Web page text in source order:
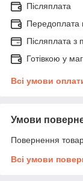
Післяплата
Передоплата
Післяплата з
Готівкою у
Всі умови
Умови
Повернення
Всі умови